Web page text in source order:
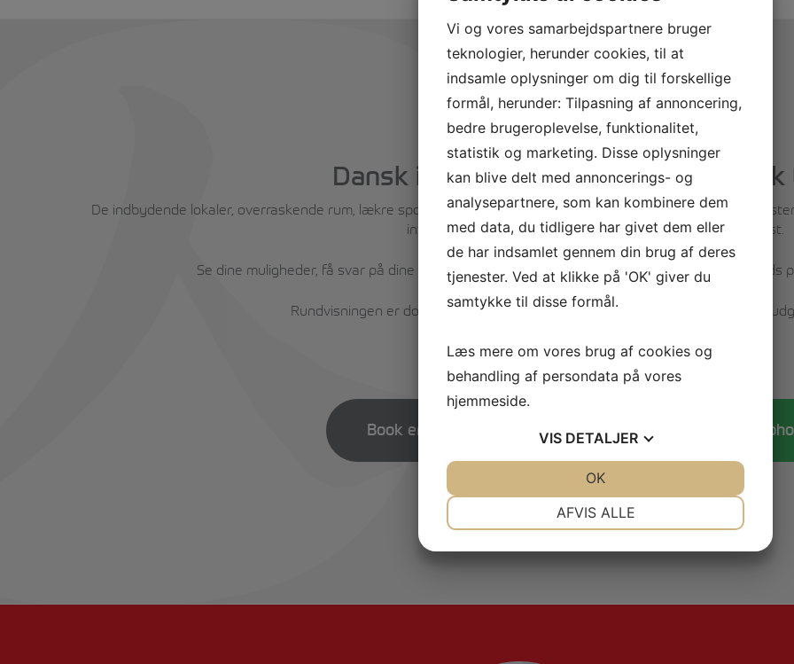
Dansk idrætshøjskole. Med et
De indbydende lokaler, overraskende rum, lækre sportsfaciliteter, de smukke omgivelser og den helt særlige
invitere dig på besøg til en rundvisning og en lækker frokost.
Se dine muligheder, få svar på dine spørgsmål - og ikke mindst mulighed for at sikre DIN plads
Rundvisningen er dog helt uforpligtende og vi betaler selvfølgelig gerne dine
Vi glæder os til at møde dig!
Book en rundvisning Tilmeld dig et
Vi og vores samarbejdspartnere bruger
teknologier, herunder cookies, til at
indsamle oplysninger om dig til forskellige
formål, herunder: Tilpasning af annoncering,
bedre brugeroplevelse, funktionalitet,
statistik og marketing. Disse oplysninger
kan blive delt med annoncerings- og
analysepartnere, som kan kombinere dem
med data, du tidligere har givet dem eller
de har indsamlet gennem din brug af deres
tjenester. Ved at klikke på 'OK' giver du
samtykke til disse formål.
Læs mere om vores brug af cookies og
behandling af persondata på vores
hjemmeside.
VIS DETALJER
AFVIS ALLE
OK